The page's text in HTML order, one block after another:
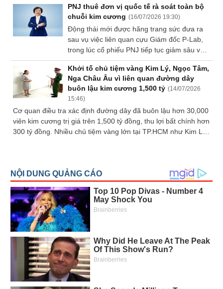
cương xuyên quốc gia, doanh nghiệp này
hoạt động ra sao?
PNJ thuê đơn vị quốc tế rà soát toàn bộ
chuỗi kim cương (16/07/2026 19:30)
Động thái mới được hãng trang sức đưa ra
sau vụ việc liên quan cựu Giám đốc P-Lab,
trong lúc cổ phiếu PNJ tiếp tục giảm sâu và
niềm tin vào sản phẩm kim cương bị đặt dấu
hỏi.
Khởi tố chủ tiệm vàng Kim Lý, Ngọc Tâm,
Nga Châu Âu vì liên quan đường dây
buôn lậu kim cương 1,500 tỷ (14/07/2026
15:46)
Cơ quan điều tra xác định đường dây đã buôn lậu hơn 30,000
viên kim cương trị giá trên 1,500 tỷ đồng, thu lợi bất chính hơn
300 tỷ đồng. Nhiều chủ tiệm vàng lớn tại TP.HCM như Kim Lý,